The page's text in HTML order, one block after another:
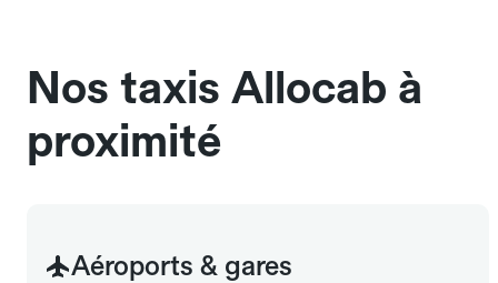
Nos taxis Allocab à
proximité
Aéroports & gares